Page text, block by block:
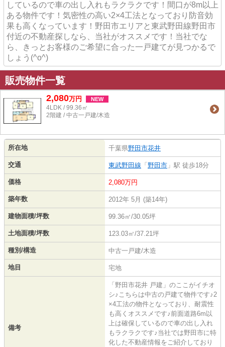
しているので車の出し入れもラクラクです！間口が8m以上
ある物件です！気密性の高い2×4工法となっており防音効
果も高くなっています！野田市エリアと東武野田線野田市
付近の不動産探しなら、当社がオススメです！当社でな
ら、きっとお客様のご希望に合った一戸建てが見つかるで
しょう(^o^)
販売物件一覧
2,080万円 NEW
4LDK / 99.36㎡
2階建 / 中古一戸建/木造
所在地 千葉県野田市花井
交通 東武野田線 「 野田市 」駅 徒歩18分
価格 2,080万円
築年数 2012年 5月 (築14年)
建物面積/坪数 99.36㎡/30.05坪
土地面積/坪数 123.03㎡/37.21坪
種別/構造 中古一戸建/木造
地目 宅地
備考
「野田市花井 戸建」のここがイチオ
シ♪こちらは中古の戸建て物件です♪2
×4工法の物件となっており、耐震性
も高くオススメです♪前面道路6m以
上は確保しているので車の出し入れ
もラクラクです♪当社では野田市に特
化した不動産情報をご紹介しており